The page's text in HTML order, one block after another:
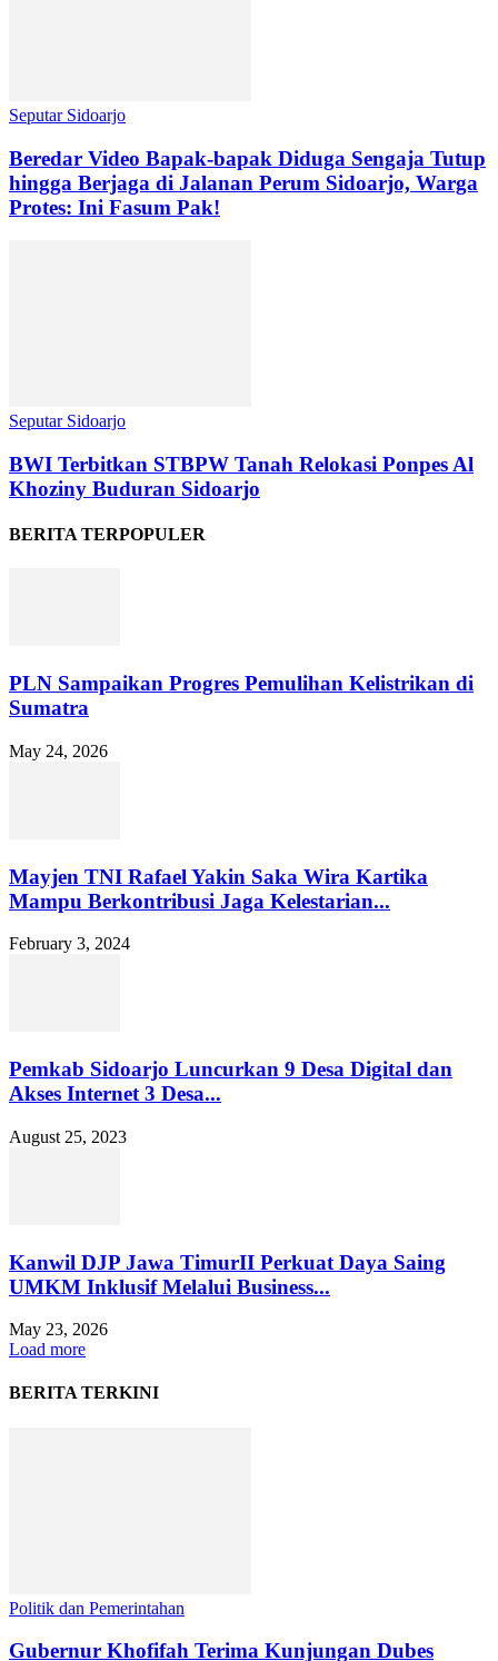
Seputar Sidoarjo
Beredar Video Bapak-bapak Diduga Sengaja Tutup
hingga Berjaga di Jalanan Perum Sidoarjo, Warga
Protes: Ini Fasum Pak!
Seputar Sidoarjo
BWI Terbitkan STBPW Tanah Relokasi Ponpes Al
Khoziny Buduran Sidoarjo
BERITA TERPOPULER
PLN Sampaikan Progres Pemulihan Kelistrikan di
Sumatra
May 24, 2026
Mayjen TNI Rafael Yakin Saka Wira Kartika
Mampu Berkontribusi Jaga Kelestarian...
February 3, 2024
Pemkab Sidoarjo Luncurkan 9 Desa Digital dan
Akses Internet 3 Desa...
August 25, 2023
Kanwil DJP Jawa TimurII Perkuat Daya Saing
UMKM Inklusif Melalui Business...
May 23, 2026
Load more
BERITA TERKINI
Politik dan Pemerintahan
Gubernur Khofifah Terima Kunjungan Dubes